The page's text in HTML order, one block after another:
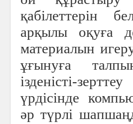
қабілеттерін
арқылы оқуға
материалын
ұғынуға
ізденісті-
үрдісінде
әр түрлі